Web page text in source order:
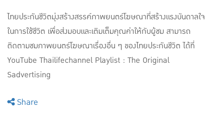
ไทยประกันชีวิตมุ่งสร้างสรรค์ภาพยนตร์โฆษณาที่สร้างแรงบันดาลใจ
ในการใช้ชีวิต เพื่อส่งมอบและเติมเต็มคุณค่าให้กับผู้ชม สามารถ
ติดตามชมภาพยนตร์โฆษณาเรื่องอื่น ๆ ของไทยประกันชีวิต ได้ที่
YouTube Thailifechannel Playlist : The Original
Sadvertising
Share